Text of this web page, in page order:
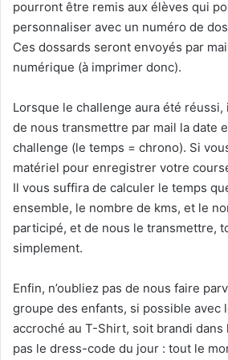
pourront être remis aux élèves qui
personnaliser avec un numéro de
Ces dossards seront envoyés par
numérique (à imprimer donc).
Lorsque le challenge aura été
de nous transmettre par mail la date
challenge (le temps = chrono). Si
matériel pour enregistrer votre
Il vous suffira de calculer le temps
ensemble, le nombre de kms, et le
participé, et de nous le transmettre,
simplement.
Enfin, n’oubliez pas de nous faire
groupe des enfants, si possible avec
accroché au T-Shirt, soit brandi dans
pas le dress-code du jour : tout le